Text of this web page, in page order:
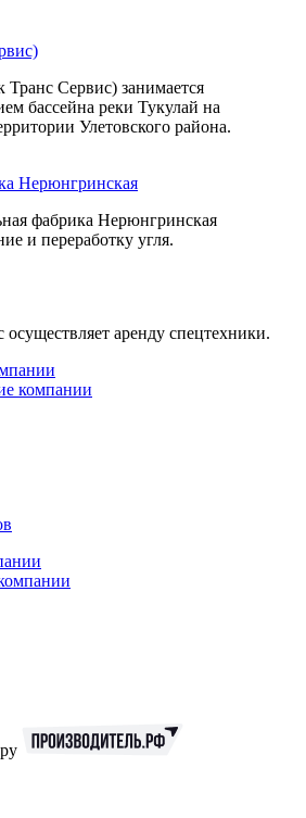
Сервис) занимается
бассейна реки Тукулай на
Улетовского района.
Нерюнгринская
фабрика Нерюнгринская
и переработку угля.
аренду спецтехники.
компании